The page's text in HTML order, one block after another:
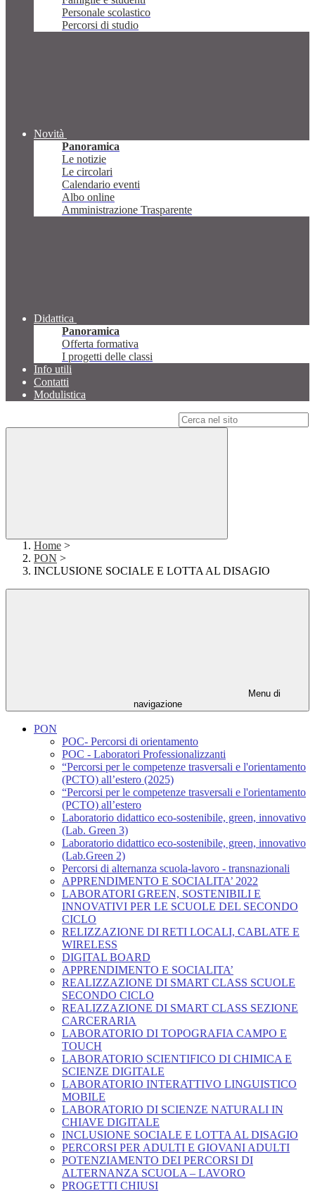
Personale scolastico
Percorsi di studio
Novità
Panoramica
Le notizie
Le circolari
Calendario eventi
Albo online
Amministrazione Trasparente
Didattica
Panoramica
Offerta formativa
I progetti delle classi
Info utili
Contatti
Modulistica
Home >
PON >
INCLUSIONE SOCIALE E LOTTA AL DISAGIO
Menu di
navigazione
PON
POC- Percorsi di orientamento
POC - Laboratori Professionalizzanti
“Percorsi per le competenze trasversali e l'orientamento
(PCTO) all’estero (2025)
“Percorsi per le competenze trasversali e l'orientamento
(PCTO) all’estero
Laboratorio didattico eco-sostenibile, green, innovativo
(Lab. Green 3)
Laboratorio didattico eco-sostenibile, green, innovativo
(Lab.Green 2)
Percorsi di alternanza scuola-lavoro - transnazionali
APPRENDIMENTO E SOCIALITA’ 2022
LABORATORI GREEN, SOSTENIBILI E
INNOVATIVI PER LE SCUOLE DEL SECONDO
CICLO
RELIZZAZIONE DI RETI LOCALI, CABLATE E
WIRELESS
DIGITAL BOARD
APPRENDIMENTO E SOCIALITA’
REALIZZAZIONE DI SMART CLASS SCUOLE
SECONDO CICLO
REALIZZAZIONE DI SMART CLASS SEZIONE
CARCERARIA
LABORATORIO DI TOPOGRAFIA CAMPO E
TOUCH
LABORATORIO SCIENTIFICO DI CHIMICA E
SCIENZE DIGITALE
LABORATORIO INTERATTIVO LINGUISTICO
MOBILE
LABORATORIO DI SCIENZE NATURALI IN
CHIAVE DIGITALE
INCLUSIONE SOCIALE E LOTTA AL DISAGIO
PERCORSI PER ADULTI E GIOVANI ADULTI
POTENZIAMENTO DEI PERCORSI DI
ALTERNANZA SCUOLA – LAVORO
PROGETTI CHIUSI